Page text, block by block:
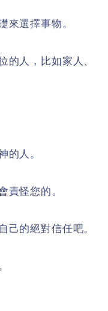
來選擇事物。
的人，比如家人、
的人。
責怪您的。
己的絕對信任吧。